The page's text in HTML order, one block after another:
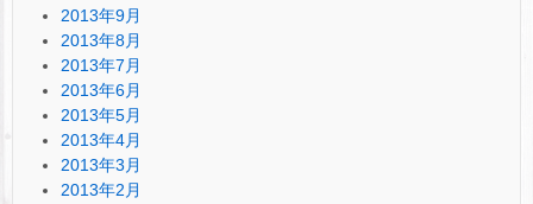
2013年9月
2013年8月
2013年7月
2013年6月
2013年5月
2013年4月
2013年3月
2013年2月